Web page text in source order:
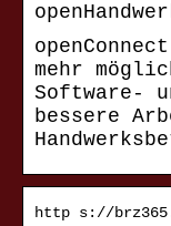
mehr
Software-
bessere
http s://